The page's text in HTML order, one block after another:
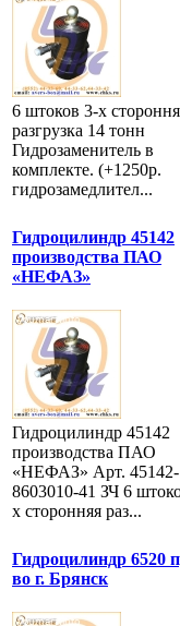
6 штоков 3-х
разгрузка 14 тонн
Гидрозаменитель в
комплекте. (+1250р.
гидрозамедлител...
Гидроцилиндр 45142
производства ПАО
«НЕФАЗ»
Гидроцилиндр 45142
производства ПАО
«НЕФАЗ» Арт. 45142-
8603010-41 ЗЧ 6
х сторонняя раз...
Гидроцилиндр 6520
во г. Брянск